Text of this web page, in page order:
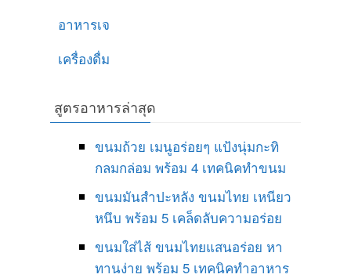
อาหารเจ
เครื่องดื่ม
สูตรอาหารล่าสุด
ขนมถ้วย เมนูอร่อยๆ แป้งนุ่มกะทิ
กลมกล่อม พร้อม 4 เทคนิคทำขนม
ขนมมันสำปะหลัง ขนมไทย เหนียว
หนึบ พร้อม 5 เคล็ดลับความอร่อย
ขนมใส่ไส้ ขนมไทยแสนอร่อย หา
ทานง่าย พร้อม 5 เทคนิคทำอาหาร